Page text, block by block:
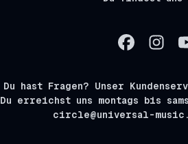
Du hast Fragen? Unser
Du erreichst uns montags bis
circle@universal-